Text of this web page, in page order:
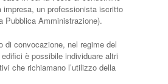
impresa, un professionista iscritto
Pubblica Amministrazione).
di convocazione, nel regime del
è possibile individuare altri
che richiamano l’utilizzo della